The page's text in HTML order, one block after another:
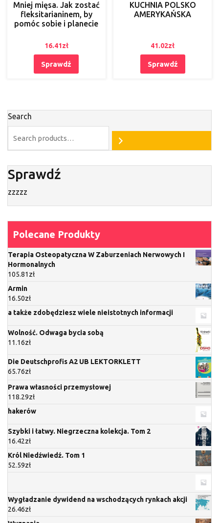
Mniej mięsa. Jak zostać
fleksitarianinem, by
pomóc sobie i planecie
16.41zł
Sprawdź
KUCHNIA POLSKO
AMERYKAŃSKA
41.02zł
Sprawdź
Search
Sprawdź
zzzzz
Polecane Produkty
Terapia Osteopatyczna W Zaburzeniach Nerwowych I
Hormonalnych
105.81 zł
Armin
16.50zł
a także zdobędziesz wiele nieistotnych informacji
Wolność. Odwaga bycia sobą
11.16zł
Die Deutschprofis A2 UB LEKTORKLETT
65.76zł
Prawa własności przemysłowej
118.29zł
hakerów
Szybki i łatwy. Niegrzeczna kolekcja. Tom 2
16.42zł
Król Niedźwiedź. Tom 1
52.59zł
Wygładzanie dywidend na wschodzących rynkach akcji
26.46zł